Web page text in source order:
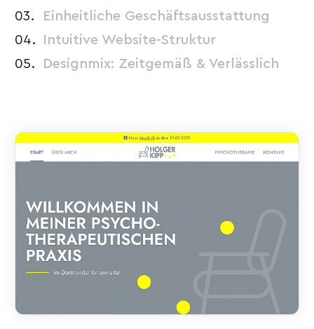
Einheitliche Geschäftsausstattung
Intuitive Website-Struktur
Designmix: Zeitgemäß & Verlässlich